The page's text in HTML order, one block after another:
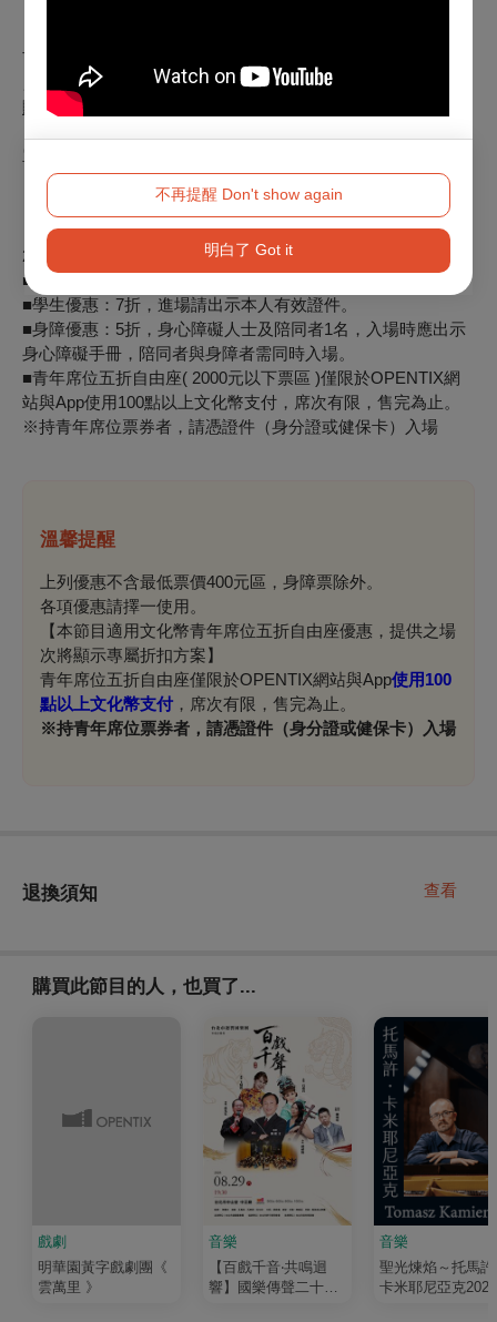
不再提醒 Don't show again
明白了 Got it
TPO 40周年系列套票
」：2場7折；2025年2月18日12:00起。→
購買套票
單場購票
【超早鳥8折優惠】2025年2月18日（二）12:00至3月31日
（一）23:59止
【早鳥9折優惠】2025年4月1日（二）00:00至4月30日（三）
23:59止
■兩廳院會員：9折。
■學生優惠：7折，進場請出示本人有效證件。
■身障優惠：5折，身心障礙人士及陪同者1名，入場時應出示
身心障礙手冊，陪同者與身障者需同時入場。
■青年席位五折自由座( 2000元以下票區 )僅限於OPENTIX網
站與App使用100點以上文化幣支付，席次有限，售完為止。
※持青年席位票券者，請憑證件（身分證或健保卡）入場
溫馨提醒
上列優惠不含最低票價400元區，身障票除外。
各項優惠請擇一使用。
【本節目適用文化幣青年席位五折自由座優惠，提供之場
次將顯示專屬折扣方案】
青年席位五折自由座僅限於OPENTIX網站與App使用100
點以上文化幣支付 ，席次有限，售完為止。
※持青年席位票券者，請憑證件（身分證或健保卡）入場
退換須知 查看
購買此節目的人，也買了...
戲劇
明華園黃字戲劇團《
雲萬里 》
音樂
【百戲千音‧共鳴迴
響】國樂傳聲二十年
音樂
聖光煉焰～托馬許
卡米耶尼亞克